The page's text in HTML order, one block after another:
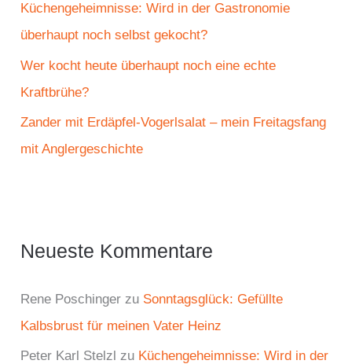
Küchengeheimnisse: Wird in der Gastronomie
überhaupt noch selbst gekocht?
Wer kocht heute überhaupt noch eine echte
Kraftbrühe?
Zander mit Erdäpfel-Vogerlsalat – mein Freitagsfang
mit Anglergeschichte
Neueste Kommentare
Rene Poschinger zu Sonntagsglück: Gefüllte
Kalbsbrust für meinen Vater Heinz
Peter Karl Stelzl zu Küchengeheimnisse: Wird in der